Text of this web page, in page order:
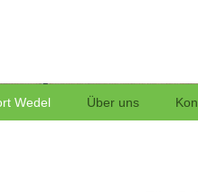
Wedel Über uns